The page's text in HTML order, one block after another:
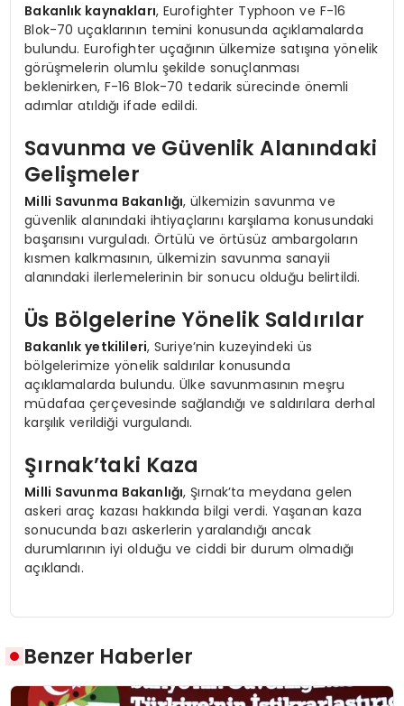
Bakanlık kaynakları, Eurofighter Typhoon ve F-16
Blok-70 uçaklarının temini konusunda açıklamalarda
bulundu. Eurofighter uçağının ülkemize satışına yönelik
görüşmelerin olumlu şekilde sonuçlanması
beklenirken, F-16 Blok-70 tedarik sürecinde önemli
adımlar atıldığı ifade edildi.
Savunma ve Güvenlik Alanındaki
Gelişmeler
Milli Savunma Bakanlığı, ülkemizin savunma ve
güvenlik alanındaki ihtiyaçlarını karşılama konusundaki
başarısını vurguladı. Örtülü ve örtüsüz ambargoların
kısmen kalkmasının, ülkemizin savunma sanayii
alanındaki ilerlemelerinin bir sonucu olduğu belirtildi.
Üs Bölgelerine Yönelik Saldırılar
Bakanlık yetkilileri, Suriye’nin kuzeyindeki üs
bölgelerimize yönelik saldırılar konusunda
açıklamalarda bulundu. Ülke savunmasının meşru
müdafaa çerçevesinde sağlandığı ve saldırılara derhal
karşılık verildiği vurgulandı.
Şırnak’taki Kaza
Milli Savunma Bakanlığı, Şırnak’ta meydana gelen
askeri araç kazası hakkında bilgi verdi. Yaşanan kaza
sonucunda bazı askerlerin yaralandığı ancak
durumlarının iyi olduğu ve ciddi bir durum olmadığı
açıklandı.
Benzer Haberler